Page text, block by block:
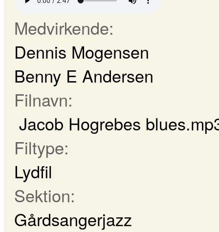
Medvirkende:
Dennis Mogensen
Benny E Andersen
Filnavn:
Jacob Hogrebes
Filtype:
Lydfil
Sektion:
Gårdsangerjazz